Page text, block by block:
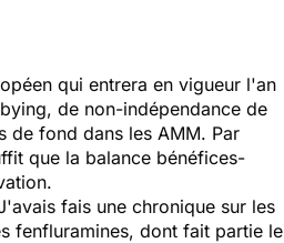
qui entrera en vigueur l'an
de non-indépendance de
de fond dans les AMM. Par
que la balance bénéfices-
fais une chronique sur les
fenfluramines, dont fait partie le